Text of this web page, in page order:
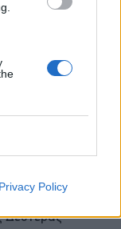
Privacy Policy
αγώνες
Ιατρικές
Δευτέρας